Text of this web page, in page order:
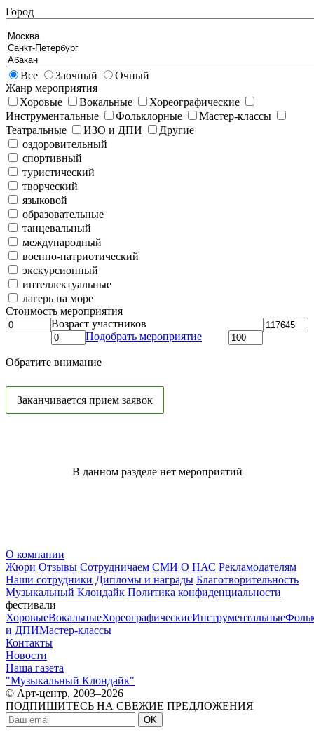
Город
Все Заочный
Очный
Жанр мероприятия
Хоровые
Вокальные
Хореографические
Инструментальные
Фольклорные
Мастер-классы
Театральные
ИЗО и ДПИ
Другие
оздоровительный
спортивный
туристический
творческий
языковой
образовательные
танцевальный
международный
военно-патриотический
экскурсионный
интеллектуальные
лагерь на море
Стоимость мероприятия
Возраст участников
Подобрать мероприятие
Обратите внимание
Заканчивается прием заявок
В данном разделе нет мероприятий
О компании
Жюри Отзывы Сотрудничаем СМИ О НАС Рекламодателям
Наши сотрудники Дипломы и награды Благотворительность
Музыкальный Клондайк Политика конфиденциальности
фестивали
ХоровыеВокальныеХореографическиеИнструментальные
и ДПИМастер-классы
Контакты
Новости
Наша газета
"Музыкальный Клондайк"
© Арт-центр, 2003–2026
ПОДПИШИТЕСЬ НА СВЕЖИЕ ПРЕДЛОЖЕНИЯ
OK